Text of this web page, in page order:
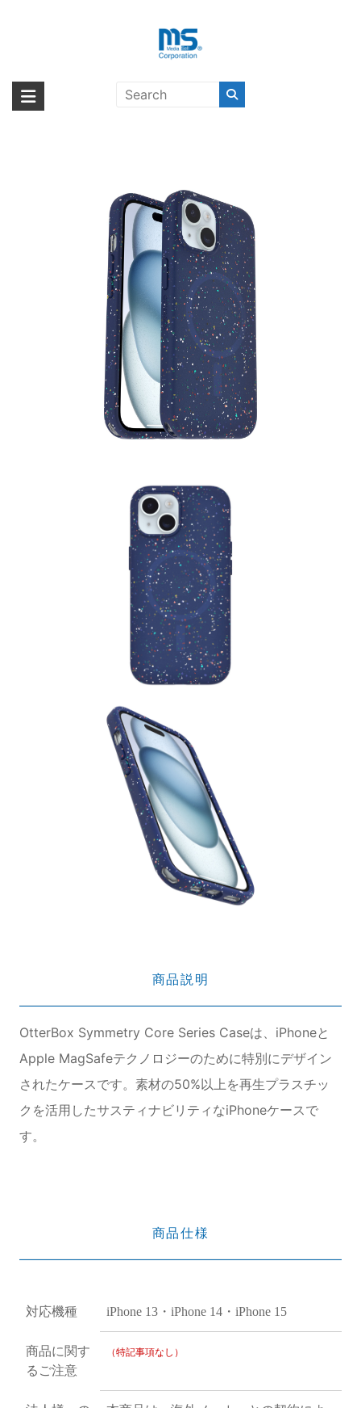
海外輸入ブランド商品｜株式会社
海外事業部が取り揃えている海外輸入商品には、日本では珍しい「海外ブ
ランド」をはじめ「ユニークな商品」「機能的な商品」「コストパフォー
15 BLUEBERRY PIE〔オッターボッ
商品説明
OtterBox Symmetry Core Series Caseは、iPhoneと
Apple MagSafeテクノロジーのために特別にデザイン
されたケースです。素材の50%以上を再生プラスチッ
クを活用したサスティナビリティなiPhoneケースで
す。
商品仕様
対応機種 iPhone 13・iPhone 14・iPhone 15
商品に関す
るご注意
（特記事項なし）